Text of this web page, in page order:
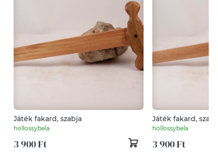
Játék fakard, szabja
hollossybela
3 900 Ft
Játék fakard,
hollossybela
3 900 Ft